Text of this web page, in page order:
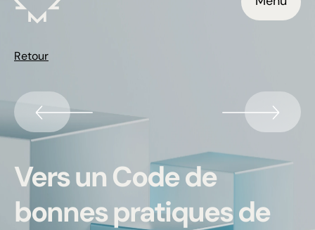
Retour
Vers un Code de
bonnes pratiques de